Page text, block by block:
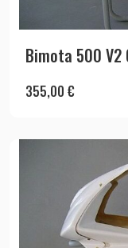
Bimota 500 V2
355,00 €